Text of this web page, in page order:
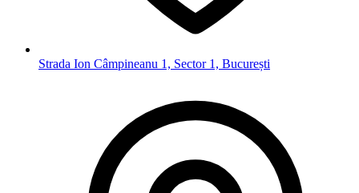
Strada Ion Câmpineanu 1, Sector 1, București